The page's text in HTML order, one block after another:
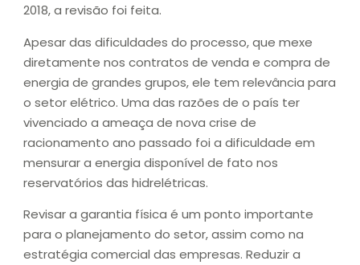
2018, a revisão foi feita.
Apesar das dificuldades do processo, que mexe
diretamente nos contratos de venda e compra de
energia de grandes grupos, ele tem relevância para
o setor elétrico. Uma das razões de o país ter
vivenciado a ameaça de nova crise de
racionamento ano passado foi a dificuldade em
mensurar a energia disponível de fato nos
reservatórios das hidrelétricas.
Revisar a garantia física é um ponto importante
para o planejamento do setor, assim como na
estratégia comercial das empresas. Reduzir a